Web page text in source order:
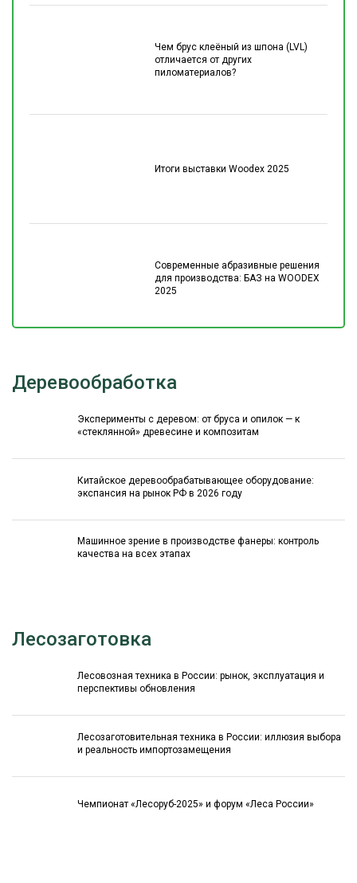
Чем брус клеёный из шпона (LVL)
отличается от других
пиломатериалов?
Итоги выставки Woodex 2025
Современные абразивные решения
для производства: БАЗ на WOODEX
2025
Деревообработка
Эксперименты с деревом: от бруса и опилок — к
«стеклянной» древесине и композитам
Китайское деревообрабатывающее оборудование:
экспансия на рынок РФ в 2026 году
Машинное зрение в производстве фанеры: контроль
качества на всех этапах
Лесозаготовка
Лесовозная техника в России: рынок, эксплуатация и
перспективы обновления
Лесозаготовительная техника в России: иллюзия выбора
и реальность импортозамещения
Чемпионат «Лесоруб-2025» и форум «Леса России»